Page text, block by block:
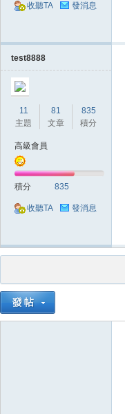
掛,
收聽TA 發消息
test8888
11
主題
81
文章
835
積分
高級會員
積分 835
收聽TA 發消息